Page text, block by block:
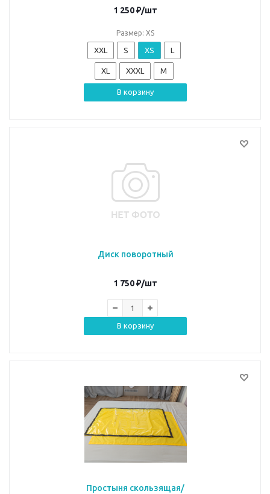
1 250₽/шт
Размер: XS
XXL S XS L
XL XXXL M
В корзину
Диск поворотный
1 750₽/шт
В корзину
Простыня скользящая/